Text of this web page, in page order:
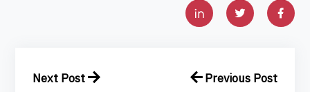
Previous Post
Next Post